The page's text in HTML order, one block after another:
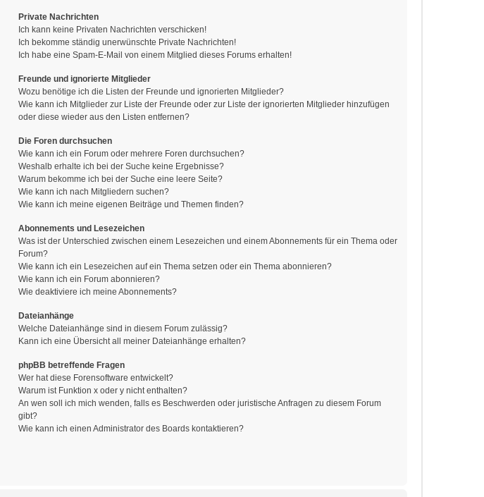
Private Nachrichten
Ich kann keine Privaten Nachrichten verschicken!
Ich bekomme ständig unerwünschte Private Nachrichten!
Ich habe eine Spam-E-Mail von einem Mitglied dieses Forums erhalten!
Freunde und ignorierte Mitglieder
Wozu benötige ich die Listen der Freunde und ignorierten Mitglieder?
Wie kann ich Mitglieder zur Liste der Freunde oder zur Liste der ignorierten Mitglieder hinzufügen
oder diese wieder aus den Listen entfernen?
Die Foren durchsuchen
Wie kann ich ein Forum oder mehrere Foren durchsuchen?
Weshalb erhalte ich bei der Suche keine Ergebnisse?
Warum bekomme ich bei der Suche eine leere Seite?
Wie kann ich nach Mitgliedern suchen?
Wie kann ich meine eigenen Beiträge und Themen finden?
Abonnements und Lesezeichen
Was ist der Unterschied zwischen einem Lesezeichen und einem Abonnements für ein Thema oder
Forum?
Wie kann ich ein Lesezeichen auf ein Thema setzen oder ein Thema abonnieren?
Wie kann ich ein Forum abonnieren?
Wie deaktiviere ich meine Abonnements?
Dateianhänge
Welche Dateianhänge sind in diesem Forum zulässig?
Kann ich eine Übersicht all meiner Dateianhänge erhalten?
phpBB betreffende Fragen
Wer hat diese Forensoftware entwickelt?
Warum ist Funktion x oder y nicht enthalten?
An wen soll ich mich wenden, falls es Beschwerden oder juristische Anfragen zu diesem Forum
gibt?
Wie kann ich einen Administrator des Boards kontaktieren?